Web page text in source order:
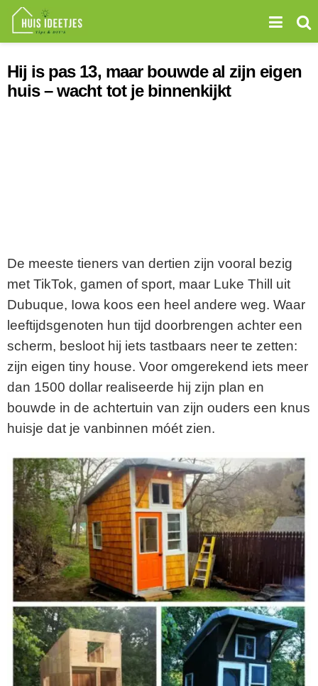
Hij is pas 13, maar bouwde al zijn eigen
huis – wacht tot je binnenkijkt
De meeste tieners van dertien zijn vooral bezig
met TikTok, gamen of sport, maar Luke Thill uit
Dubuque, Iowa koos een heel andere weg. Waar
leeftijdsgenoten hun tijd doorbrengen achter een
scherm, besloot hij iets tastbaars neer te zetten:
zijn eigen tiny house. Voor omgerekend iets meer
dan 1500 dollar realiseerde hij zijn plan en
bouwde in de achtertuin van zijn ouders een knus
huisje dat je vanbinnen móét zien.